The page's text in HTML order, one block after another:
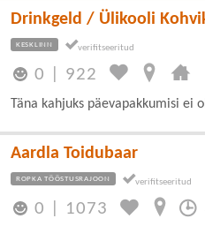
Drinkgeld / Ülikooli
KESKLINN
0 922
Täna kahjuks päevapakkumisi ei
Aardla Toidubaar
ROPKA TÖÖSTUSRAJOON
0 1073